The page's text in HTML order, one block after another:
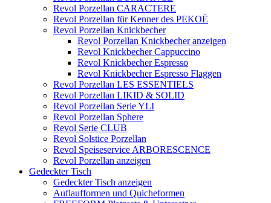
Revol Porzellan CARACTERE
Revol Porzellan für Kenner des PEKOË
Revol Porzellan Knickbecher
Revol Porzellan Knickbecher anzeigen
Revol Knickbecher Cappuccino
Revol Knickbecher Espresso
Revol Knickbecher Espresso Flaggen
Revol Porzellan LES ESSENTIELS
Revol Porzellan LIKID & SOLID
Revol Porzellan Serie YLI
Revol Porzellan Sphere
Revol Serie CLUB
Revol Solstice Porzellan
Revol Speiseservice ARBORESCENCE
Revol Porzellan anzeigen
Gedeckter Tisch
Gedeckter Tisch anzeigen
Auflaufformen und Quicheformen